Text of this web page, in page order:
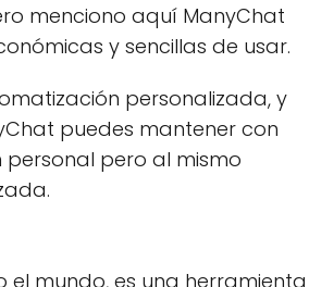
menciono aquí ManyChat
y sencillas de usar.
personalizada, y
puedes mantener con
personal pero al mismo
mundo, es una herramienta